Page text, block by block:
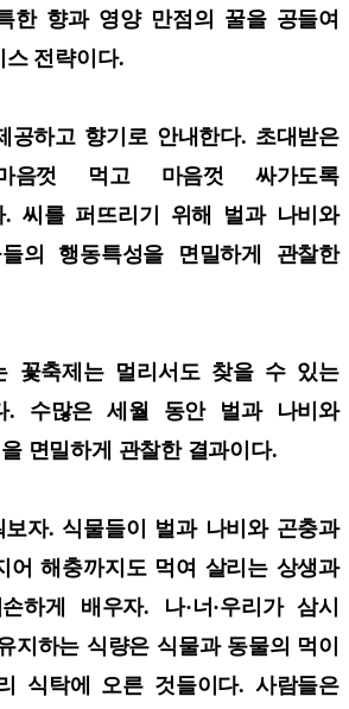
한 향과 영양 만점의 꿀을 공들여
스 전략이다.
공하고 향기로 안내한다. 초대받은
음껏 먹고 마음껏 싸가도록
. 씨를 퍼뜨리기 위해 벌과 나비와
의 행동특성을 면밀하게 관찰한
꽃축제는 멀리서도 찾을 수 있는
. 수많은 세월 동안 벌과 나비와
면밀하게 관찰한 결과이다.
자. 식물들이 벌과 나비와 곤충과
어 해충까지도 먹여 살리는 상생과
하게 배우자. 나·너·우리가 삼시
지하는 식량은 식물과 동물의 먹이
식탁에 오른 것들이다. 사람들은